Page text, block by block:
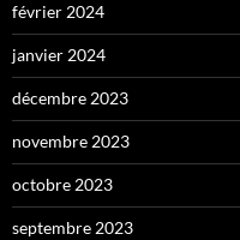
février 2024
janvier 2024
décembre 2023
novembre 2023
octobre 2023
septembre 2023